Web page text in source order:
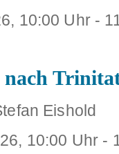
10:00 Uhr-
nach
Eishold
10:00 Uhr -